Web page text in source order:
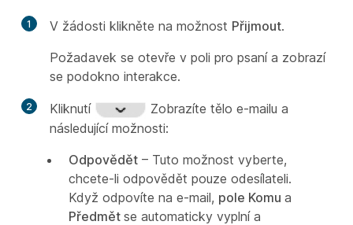
1 V žádosti klikněte na možnost Přijmout.
Požadavek se otevře v poli pro psaní a zobrazí
se podokno interakce.
2 Kliknutí
Zobrazíte tělo e-mailu a
následující možnosti:
Odpovědět – Tuto možnost vyberte,
chcete-li odpovědět pouze odesílateli.
Když odpovíte na e-mail, pole Komu a
Předmět se automaticky vyplní a